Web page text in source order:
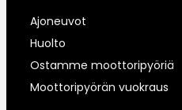
Ajoneuvot
Huolto
Ostamme moottoripyöriä
Moottoripyörän vuokraus